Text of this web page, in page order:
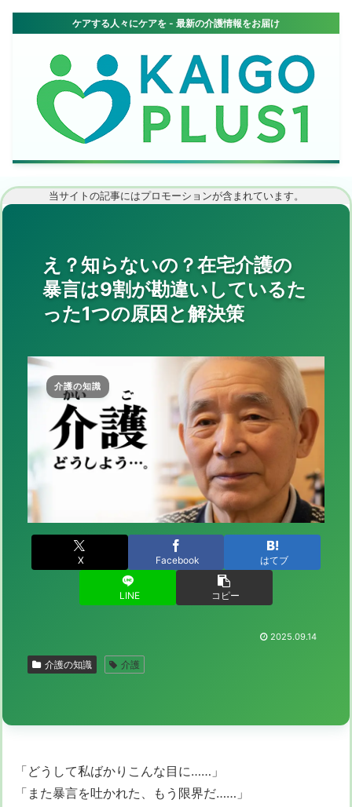
当サイトの記事にはプロモーションが含まれています。
え？知らないの？在宅介護の
暴言は9割が勘違いしているた
った1つの原因と解決策
介護の知識
X Facebook はてブ
LINE コピー
2025.09.14
介護の知識 介護
「どうして私ばかりこんな目に……」
「また暴言を吐かれた、もう限界だ……」